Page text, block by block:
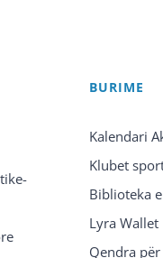
BURIME
Kalendari
Klubet
Biblioteka
Lyra Wallet
Qendra